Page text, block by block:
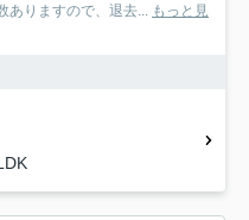
ありますので、退去... もっと見